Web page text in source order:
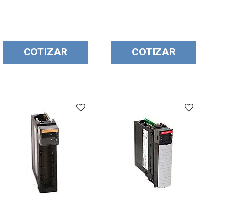
COTIZAR COTIZAR